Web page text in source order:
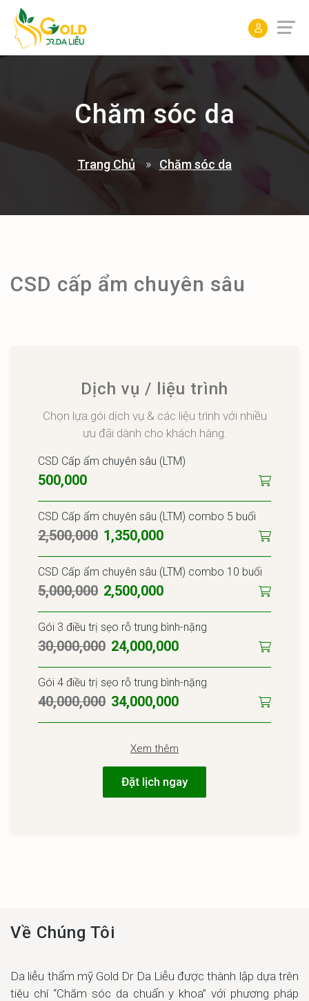
ĐẶT
LỊCH
Chăm sóc da
Trang Chủ Chăm sóc da
CSD cấp ẩm chuyên sâu
Dịch vụ / liệu trình
Chọn lựa gói dịch vụ & các liệu trình với nhiều
ưu đãi dành cho khách hàng.
CSD Cấp ẩm chuyên sâu (LTM)
500,000
CSD Cấp ẩm chuyên sâu (LTM) combo 5 buổi
2,500,000 1,350,000
CSD Cấp ẩm chuyên sâu (LTM) combo 10 buổi
5,000,000 2,500,000
Gói 3 điều trị sẹo rỗ trung bình-nặng
30,000,000 24,000,000
Gói 4 điều trị sẹo rỗ trung bình-nặng
40,000,000 34,000,000
Xem thêm
Đặt lịch ngay
Về Chúng Tôi
Da liễu thẩm mỹ Gold Dr Da Liễu được thành lập dựa trên
tiêu chí “Chăm sóc da chuẩn y khoa” với phương pháp